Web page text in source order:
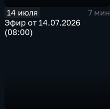
14 июля
7 мин
Эфир от 14.07.2026
(08:00)